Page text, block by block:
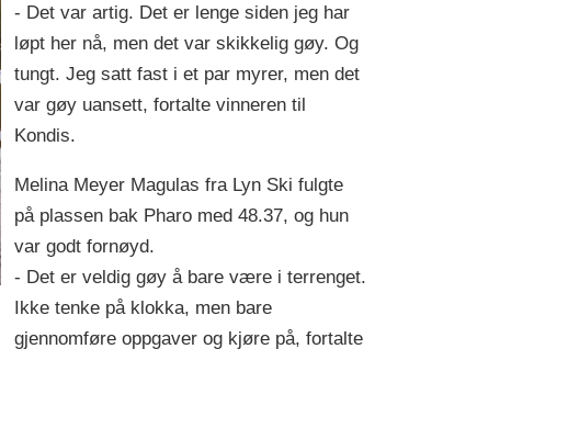
- Det var artig. Det er lenge siden jeg har
løpt her nå, men det var skikkelig gøy. Og
tungt. Jeg satt fast i et par myrer, men det
var gøy uansett, fortalte vinneren til
Kondis.
Melina Meyer Magulas fra Lyn Ski fulgte
på plassen bak Pharo med 48.37, og hun
var godt fornøyd.
- Det er veldig gøy å bare være i terrenget.
Ikke tenke på klokka, men bare
gjennomføre oppgaver og kjøre på, fortalte